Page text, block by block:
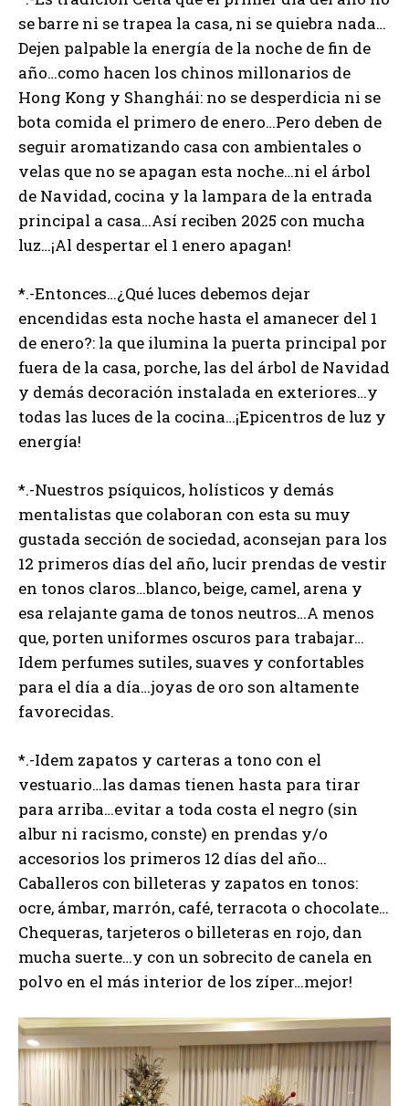
se barre ni se trapea la casa, ni se quiebra nada…
Dejen palpable la energía de la noche de fin de
año…como hacen los chinos millonarios de
Hong Kong y Shanghái: no se desperdicia ni se
bota comida el primero de enero…Pero deben de
seguir aromatizando casa con ambientales o
velas que no se apagan esta noche…ni el árbol
de Navidad, cocina y la lampara de la entrada
principal a casa…Así reciben 2025 con mucha
luz…¡Al despertar el 1 enero apagan!
*.-Entonces…¿Qué luces debemos dejar
encendidas esta noche hasta el amanecer del 1
de enero?: la que ilumina la puerta principal por
fuera de la casa, porche, las del árbol de Navidad
y demás decoración instalada en exteriores…y
todas las luces de la cocina…¡Epicentros de luz y
energía!
*.-Nuestros psíquicos, holísticos y demás
mentalistas que colaboran con esta su muy
gustada sección de sociedad, aconsejan para los
12 primeros días del año, lucir prendas de vestir
en tonos claros…blanco, beige, camel, arena y
esa relajante gama de tonos neutros…A menos
que, porten uniformes oscuros para trabajar…
Idem perfumes sutiles, suaves y confortables
para el día a día…joyas de oro son altamente
favorecidas.
*.-Idem zapatos y carteras a tono con el
vestuario…las damas tienen hasta para tirar
para arriba…evitar a toda costa el negro (sin
albur ni racismo, conste) en prendas y/o
accesorios los primeros 12 días del año…
Caballeros con billeteras y zapatos en tonos:
ocre, ámbar, marrón, café, terracota o chocolate…
Chequeras, tarjeteros o billeteras en rojo, dan
mucha suerte…y con un sobrecito de canela en
polvo en el más interior de los zíper…mejor!